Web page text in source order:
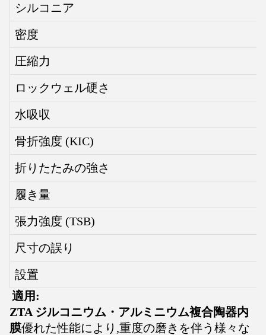
シルコニア
密度
圧縮力
ロックウェル硬さ
水吸収
骨折強度 (KIC)
折りたたみの強さ
履き量
張力強度 (TSB)
尺寸の誤り
設置
適用:
ZTA ジルコニウム・アルミニウム複合陶器内
膜優れた性能により,重度の磨きを伴う様々な